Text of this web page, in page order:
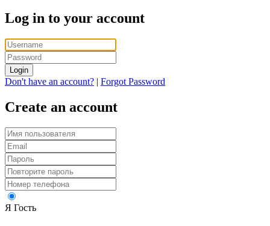
Log in to your account
Login
Don't have an account? | Forgot Password
Create an account
Я Гость